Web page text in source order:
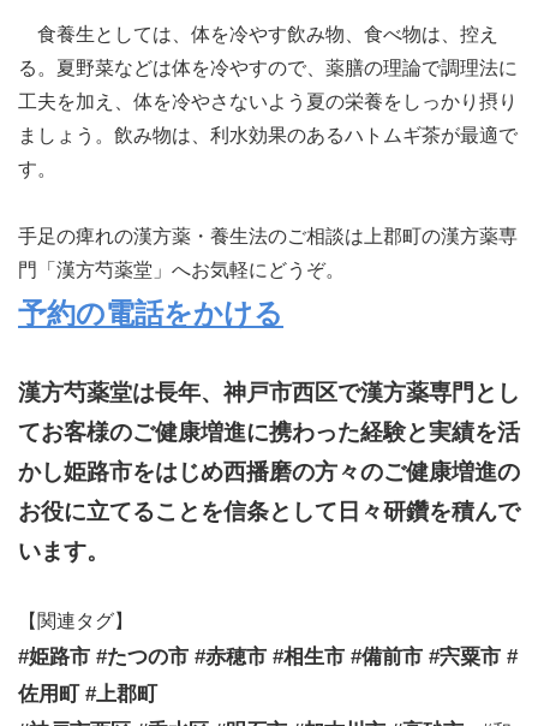
食養生としては、体を冷やす飲み物、食べ物は、控え
る。夏野菜などは体を冷やすので、薬膳の理論で調理法に
工夫を加え、体を冷やさないよう夏の栄養をしっかり摂り
ましょう。飲み物は、利水効果のあるハトムギ茶が最適で
す。
手足の痺れの漢方薬・養生法のご相談は上郡町の漢方薬専
門「漢方芍薬堂」へお気軽にどうぞ。
予約の電話をかける
漢方芍薬堂は長年、神戸市西区で漢方薬専門とし
てお客様のご健康増進に携わった経験と実績を活
かし姫路市をはじめ西播磨の方々のご健康増進の
お役に立てることを信条として日々研鑽を積んで
います。
【関連タグ】
#姫路市 #たつの市 #赤穂市 #相生市 #備前市 #宍粟市 #
佐用町 #上郡町